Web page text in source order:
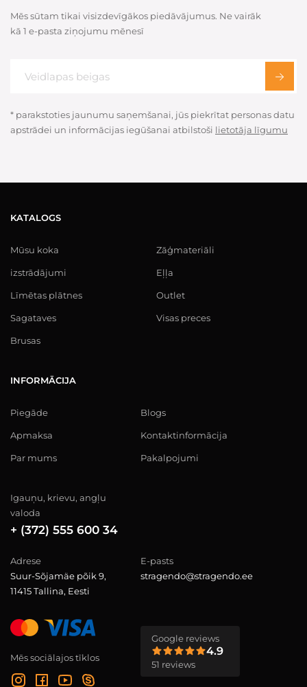
Mēs sūtam tikai visizdevīgākos piedāvājumus. Ne vairāk
kā 1 e-pasta ziņojumu mēnesī
* parakstoties jaunumu saņemšanai, jūs piekrītat personas datu
apstrādei un informācijas iegūšanai atbilstoši lietotāja līgumu
KATALOGS
Mūsu koka
izstrādājumi
Līmētas plātnes
Sagataves
Brusas
Zāģmateriāli
Eļļa
Outlet
Visas preces
INFORMĀCIJA
Piegāde
Apmaksa
Par mums
Blogs
Kontaktinformācija
Pakalpojumi
Igauņu, krievu, angļu
valoda
+ (372) 555 600 34
Adrese
Suur-Sõjamäe põik 9,
11415 Tallina, Eesti
E-pasts
stragendo@stragendo.ee
Mēs sociālajos tīklos
Google reviews
4.9
51 reviews